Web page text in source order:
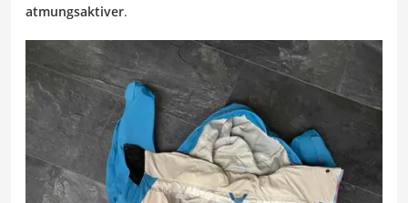
atmungsaktiver.